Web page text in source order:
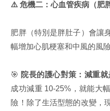
⚠️ 危機二：心血管疾病（肥
肥胖（特別是胖肚子）會讓
幅增加心肌梗塞和中風的風
🎯 院長的護心對策：減重
成功減重 10-25%，就能大
險！除了生活型態的改變，